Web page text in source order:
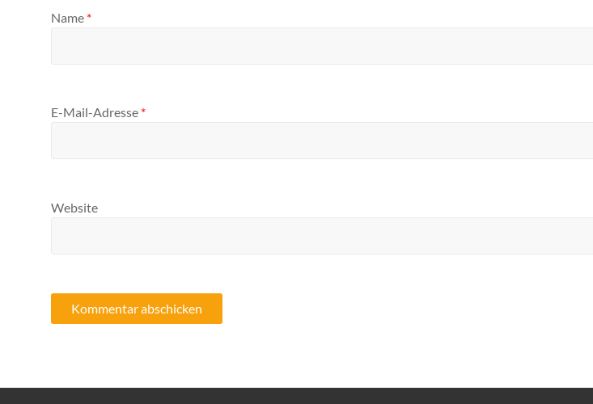
Name *
E-Mail-Adresse *
Website